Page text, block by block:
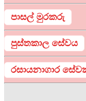
පාසල් මුරකරු
පුස්තකාල සේවය
රසායනාගාර